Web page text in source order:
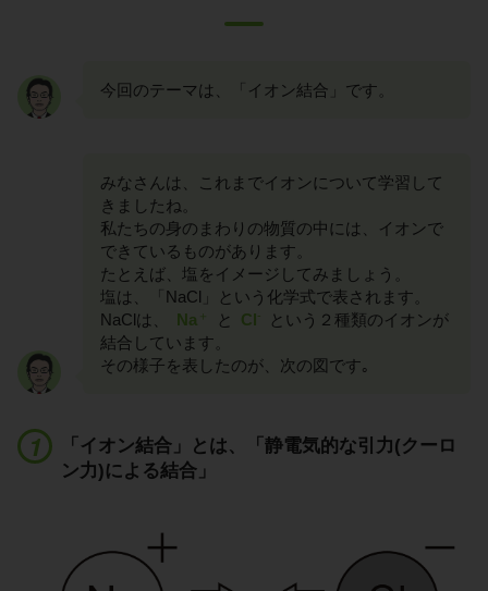
今回のテーマは、「イオン結合」です。
みなさんは、これまでイオンについて学習して
きましたね。
私たちの身のまわりの物質の中には、イオンで
できているものがあります。
たとえば、塩をイメージしてみましょう。
塩は、「NaCl」という化学式で表されます。
NaClは、
Na ＋ と Cl-
という２種類のイオンが
結合しています。
その様子を表したのが、次の図です｡
「イオン結合」とは、「静電気的な引力(クーロ
ン力)による結合」